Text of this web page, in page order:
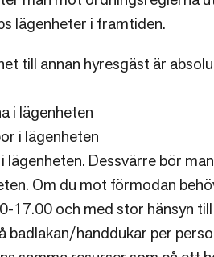
lägenheter i framtiden.
till annan hyresgäst är
i lägenheten
i lägenheten
Dessvärre bör
Om du mot förmodan
17.00 och med stor hänsyn
badlakan/handdukar per